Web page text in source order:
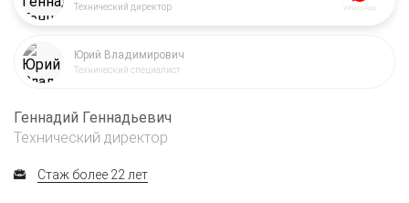
Технический директор WhatsApp
Юрий Владимирович
Технический специалист
Геннадий Геннадьевич
Технический директор
Стаж более 22 лет